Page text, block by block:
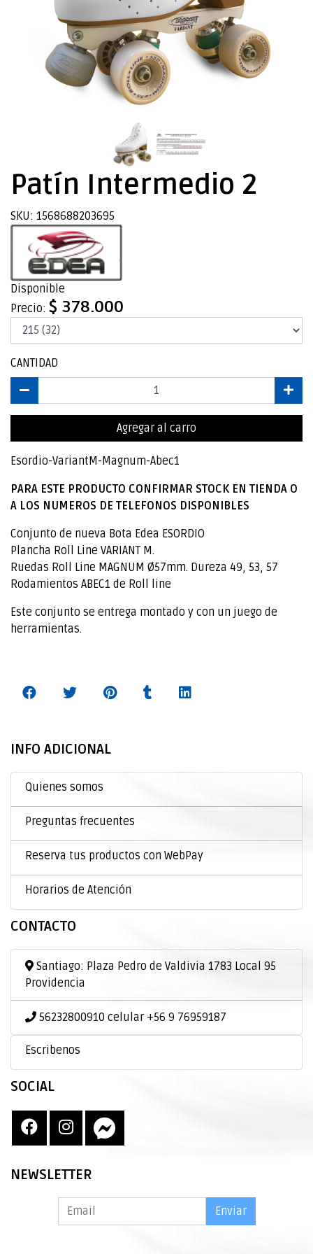
Patín Intermedio 2
SKU: 1568688203695
Disponible
Precio: $ 378.000
CANTIDAD
Agregar al carro
Esordio-VariantM-Magnum-Abec1
PARA ESTE PRODUCTO CONFIRMAR STOCK EN TIENDA O
A LOS NUMEROS DE TELEFONOS DISPONIBLES
Conjunto de nueva Bota Edea ESORDIO
Plancha Roll Line VARIANT M.
Ruedas Roll Line MAGNUM Ø57mm. Dureza 49, 53, 57
Rodamientos ABEC1 de Roll line
Este conjunto se entrega montado y con un juego de
herramientas.
INFO ADICIONAL
Quienes somos
Preguntas frecuentes
Reserva tus productos con WebPay
Horarios de Atención
CONTACTO
Santiago: Plaza Pedro de Valdivia 1783 Local 95
Providencia
56232800910 celular +56 9 76959187
Escribenos
SOCIAL
NEWSLETTER
Enviar